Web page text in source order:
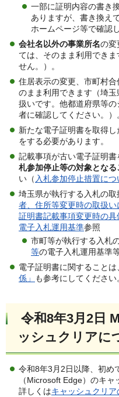
一部に証明内容の書き
ありますが、書き換え
ホームページ等で確認
会社名以外の事業所名の変
ては、そのまま利用でき
せん。）。
住居表示の変更、市町村
のまま利用できます（埼
扱いです。他都道府県等
者に確認してください。）
新たな電子証明書を取得
をする必要があります。
記載事項が古い電子証明書
札参加停止等の対象となる
い（ 入札参加停止措置に
埼玉県が執行する入札の取
者、住所等変更時の取扱い
証明書記載事項変更時の具
電子入札運用基準参照
市町等が執行する入札
等の電子入札運用基準
電子証明書に関することは
係」
も参考にしてください
令和8年3月2日
ッシュクリアに
令和8年3月2日以降、初め
（Microsoft Edge）のキャ
詳しくはキャッシュクリア